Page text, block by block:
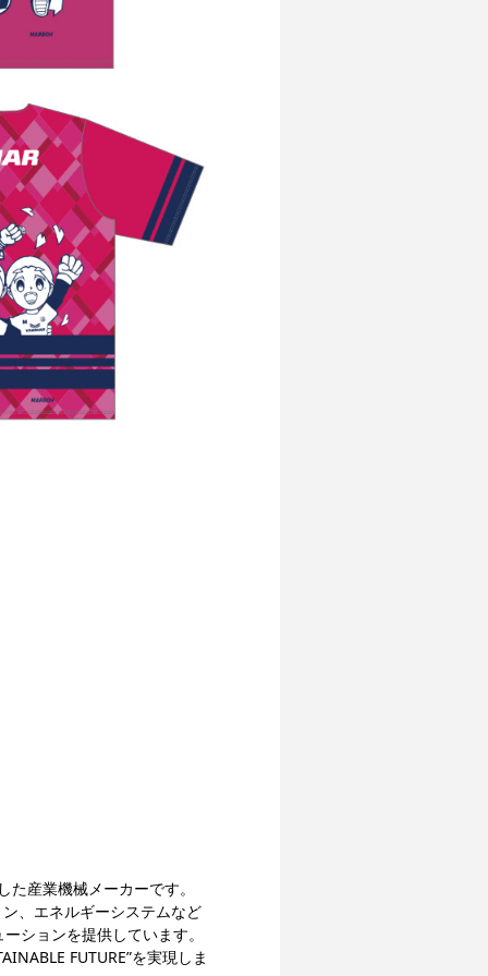
産業機械メーカーです。
、エネルギーシステムなど
ションを提供しています。
FUTURE”を実現しま